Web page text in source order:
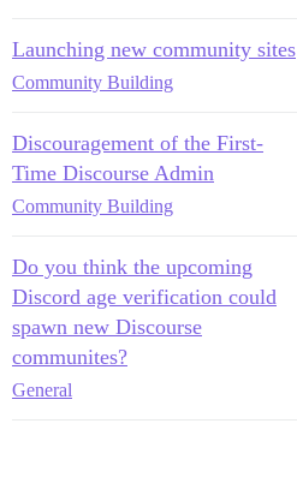
Launching new community sites
Community Building
Discouragement of the First-
Time Discourse Admin
Community Building
Do you think the upcoming
Discord age verification could
spawn new Discourse
communites?
General